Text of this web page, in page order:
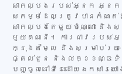
សាកល្បងរបស់អ្នក អ្នក
សកម្មដែលត្រូវបានកំណត់ឱ្
សាកល្បងតែមួយប៉ុណ្ណោះ និង
មួយគណនី។ ការជាវរប
ក្នុងតម្លៃ និងសម្រាប់រយៈ
ផ្តល់ជូន និងលក្ខខណ្ឌទំព័រ
បញ្ចូលនៅទីនេះដោយឯកសារយ